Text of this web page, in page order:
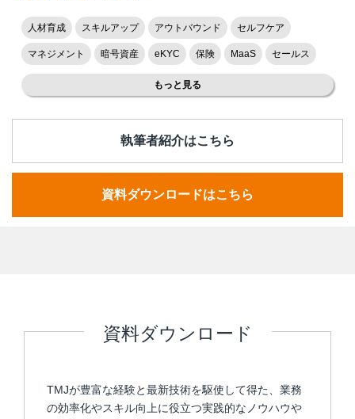
人材育成 スキルアップ アウトバウンド セルフケア
マネジメント 暗号資産 eKYC 保険 MaaS セールス
もっと見る
執筆者紹介はこちら
資料ダウンロードはこちら
資料ダウンロード
TMJが豊富な経験と最新技術を駆使して得た、業務
の効率化やスキル向上に役立つ実践的なノウハウや